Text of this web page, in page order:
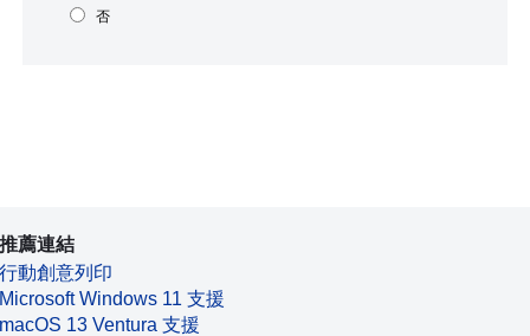
否
推薦連結
行動創意列印
Microsoft Windows 11 支援
macOS 13 Ventura 支援